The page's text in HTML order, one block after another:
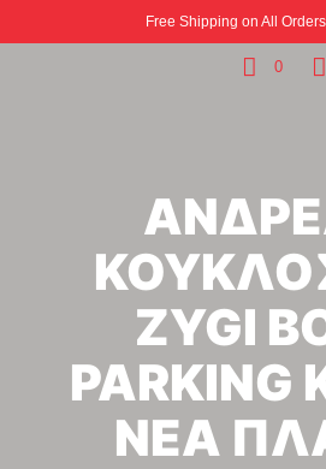
Free Shipping on All
0
ZYGI
PARKING
ΝΕΑ